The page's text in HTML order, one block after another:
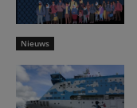
Nieuws